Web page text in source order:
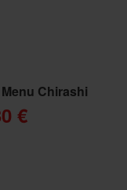
Chirashi
€